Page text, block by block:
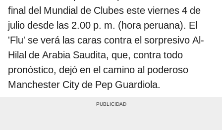
final del Mundial de Clubes este viernes 4 de
julio desde las 2.00 p. m. (hora peruana). El
'Flu' se verá las caras contra el sorpresivo Al-
Hilal de Arabia Saudita, que, contra todo
pronóstico, dejó en el camino al poderoso
Manchester City de Pep Guardiola.